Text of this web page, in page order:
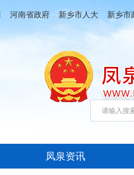
河南省政府 新乡市人大 新乡市
凤泉资讯